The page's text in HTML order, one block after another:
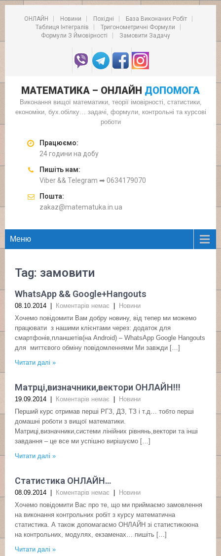
ОНЛАЙН Новини Похідні
База Виконаних Робіт
Таблиця Інтегралів
Тригонометричні Формули
Формули З Ймовірності
Замовити Задачу
МАТЕМАТИКА – ОНЛАЙН ДОПОМОГА
Виконання вищої математики, теорії імовірності, статистики,
економіки, бух.обілку… задачі, формули, контрольні та курсові
роботи
Працюємо:
24 години на добу
Пишіть нам:
Viber && Telegram ➡ 0634179070
Пошта:
zakaz@matematuka.in.ua
Меню
Tag: замовити
WhatsApp && Google+Hangouts
08.10.2014 Коментарів немає
Новини
Хочемо повідомити Вам добру новину, від тепер ми можемо
працювати з нашими клієнтами через: додаток для
смартфонів,планшетів(на Android) – WhatsApp Google Hangouts
для миттєвого обміну повідомленнями Ми завжди […]
Читати далі »
Матрці,визначники,вектори ОНЛАЙН!!!
19.09.2014 Коментарів немає
Новини
Перший курс отримав перші РГЗ, ДЗ, ТЗ і т.д… тобто перші
домашні роботи з вищої математики.
Матриці,визначники,системи лінійних рівнянь,вектори та інші
завдання – це все ми успішно вирішуємо […]
Читати далі »
Статистика ОНЛАЙН…
08.09.2014 Коментарів немає
Новини
Хочемо повідомити Вас про те, що ми приймаємо замовлення
на виконання контрольних робіт з курсу математична
статистика. А також допомагаємо ОНЛАЙН зі статистикоюна
на контрольних, модулях, екзаменах… пишіть […]
Читати далі »